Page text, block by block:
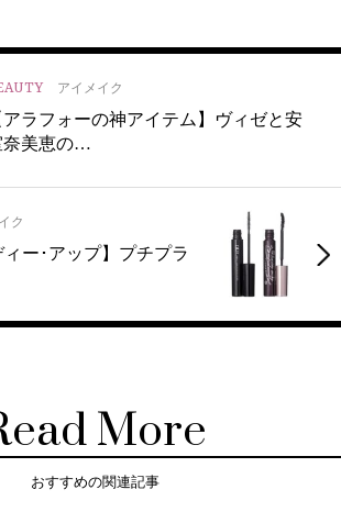
アイメイク
アラフォーの神アイテム】ヴィゼと安
奈美恵の…
ク
ィー･アップ】プチプラ
More
おすすめの関連記事